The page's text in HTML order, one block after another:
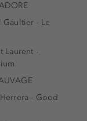
Gaultier - Le
Laurent -
- Good